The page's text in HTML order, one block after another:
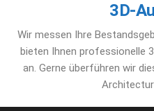
3D-
Wir messen Ihre
bieten Ihnen professionelle
an. Gerne überführen wir